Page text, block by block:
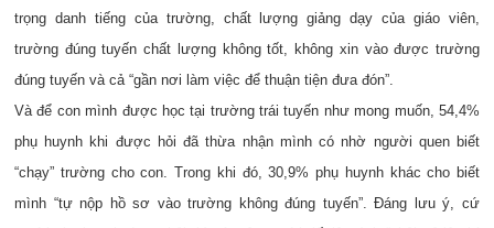
trọng danh tiếng của trường, chất lượng giảng dạy của giáo viên,
trường đúng tuyến chất lượng không tốt, không xin vào được trường
đúng tuyến và cả “gần nơi làm việc để thuận tiện đưa đón”.
Và để con mình được học tại trường trái tuyến như mong muốn, 54,4%
phụ huynh khi được hỏi đã thừa nhận mình có nhờ người quen biết
“chạy” trường cho con. Trong khi đó, 30,9% phụ huynh khác cho biết
mình “tự nộp hồ sơ vào trường không đúng tuyến”. Đáng lưu ý, cứ